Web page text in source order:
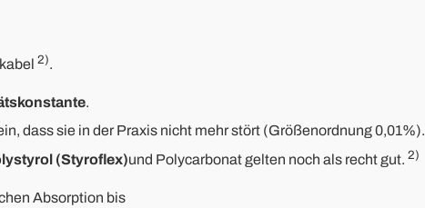
2).
.
dass sie in der Praxis nicht mehr stört (Größenordnung 0,01%).
(Styroflex)und Polycarbonat gelten noch als recht gut. 2)
Absorption bis